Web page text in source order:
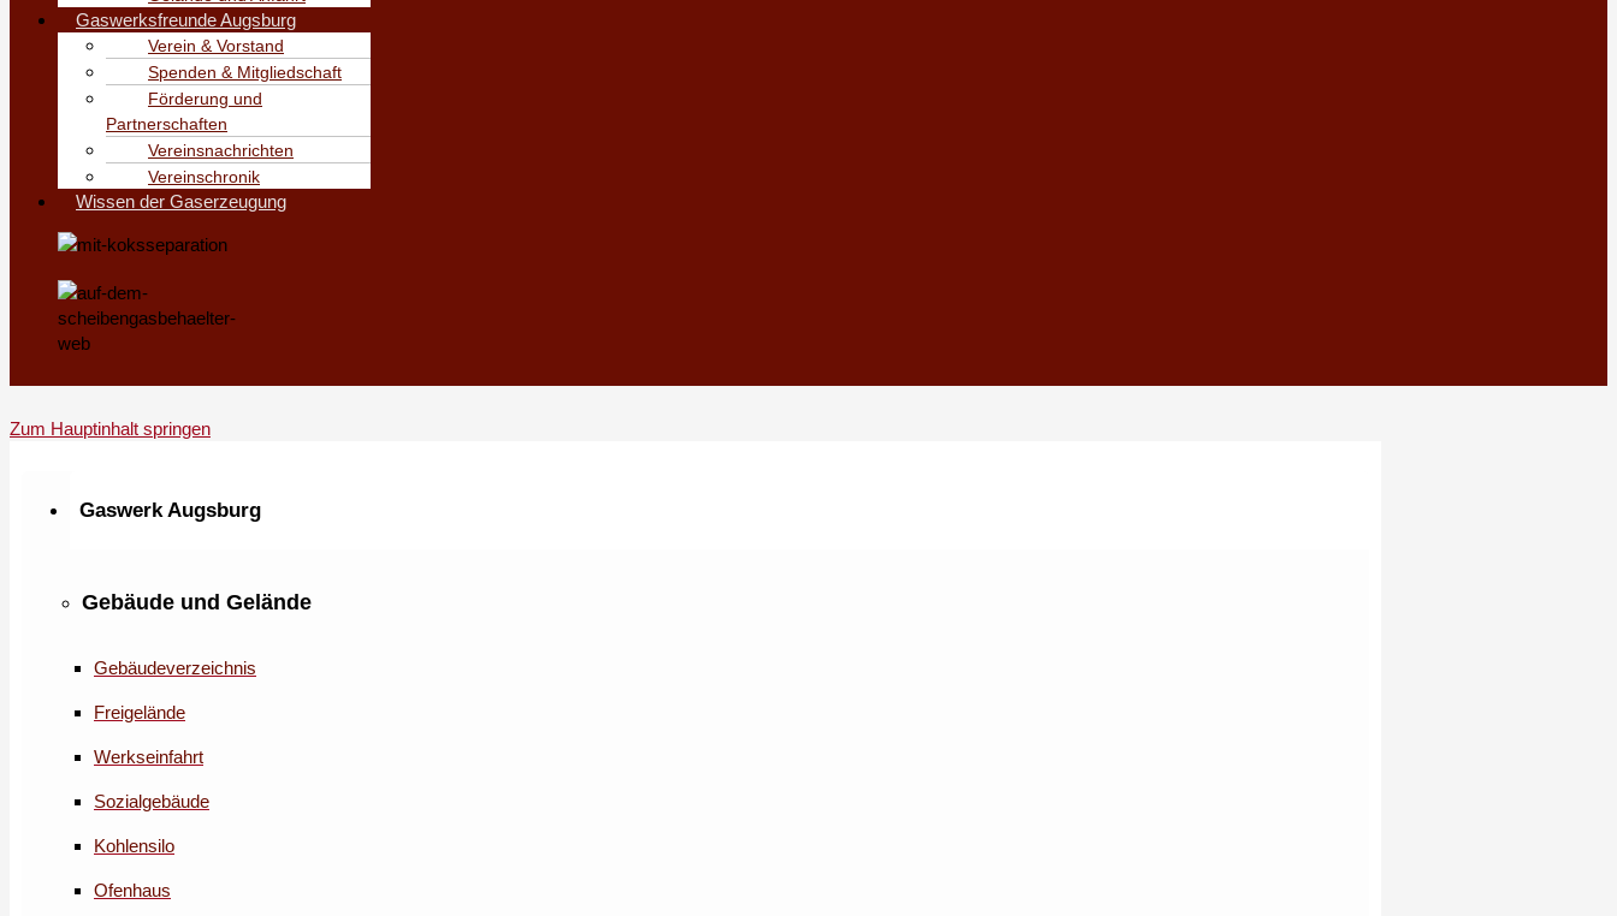
Gaswerksfreunde Augsburg
Verein & Vorstand
Spenden & Mitgliedschaft
Förderung und
Partnerschaften
Vereinsnachrichten
Vereinschronik
Wissen der Gaserzeugung
Zum Hauptinhalt springen
Gaswerk Augsburg
Gebäude und Gelände
Gebäudeverzeichnis
Freigelände
Werkseinfahrt
Sozialgebäude
Kohlensilo
Ofenhaus